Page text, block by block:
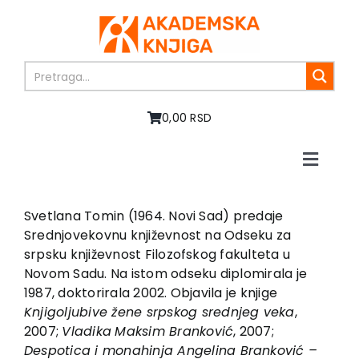
0,00 RSD
Toggle
O nama
Knjige
U pripremi
Akcija
Autori
Vesti
Svetlana Tomin (1964. Novi Sad) predaje
Srednjovekovnu književnost na Odseku za
srpsku književnost Filozofskog fakulteta u
Novom Sadu. Na istom odseku diplomirala je
1987, doktorirala 2002. Objavila je knjige
Knjigoljubive žene srpskog srednjeg veka,
2007; VladikaMaksim Branković, 2007;
Despotica i monahinja Angelina Branković –